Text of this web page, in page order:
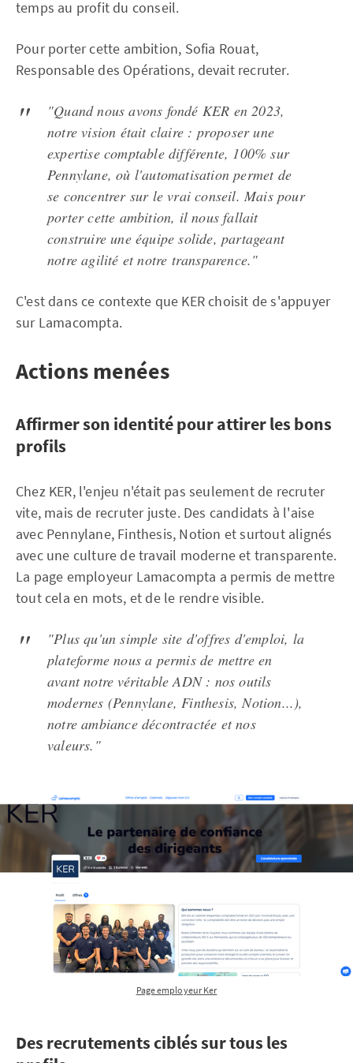
temps au profit du conseil.
Pour porter cette ambition, Sofia Rouat,
Responsable des Opérations, devait recruter.
"Quand nous avons fondé KER en 2023,
notre vision était claire : proposer une
expertise comptable différente, 100% sur
Pennylane, où l'automatisation permet de
se concentrer sur le vrai conseil. Mais pour
porter cette ambition, il nous fallait
construire une équipe solide, partageant
notre agilité et notre transparence."
C'est dans ce contexte que KER choisit de s'appuyer
sur Lamacompta.
Actions menées
Affirmer son identité pour attirer les bons
profils
Chez KER, l'enjeu n'était pas seulement de recruter
vite, mais de recruter juste. Des candidats à l'aise
avec Pennylane, Finthesis, Notion et surtout alignés
avec une culture de travail moderne et transparente.
La page employeur Lamacompta a permis de mettre
tout cela en mots, et de le rendre visible.
"Plus qu'un simple site d'offres d'emploi, la
plateforme nous a permis de mettre en
avant notre véritable ADN : nos outils
modernes (Pennylane, Finthesis, Notion...),
notre ambiance décontractée et nos
valeurs."
Page employeur Ker
Des recrutements ciblés sur tous les